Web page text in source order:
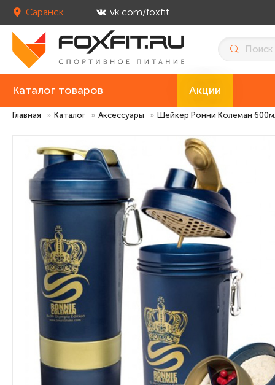
Саранск vk.com/foxfit
Каталог товаров Акции
Главная » Каталог » Аксессуары » Шейкер Ронни Колеман